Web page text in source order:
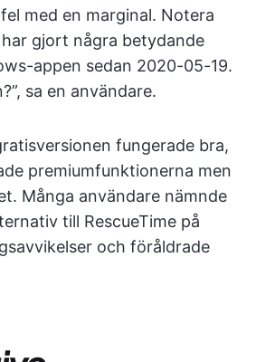
med en marginal. Notera
gjort några betydande
appen sedan 2020-05-19.
sa en användare.
fungerade bra,
premiumfunktionerna men
Många användare nämnde
till RescueTime på
och föråldrade